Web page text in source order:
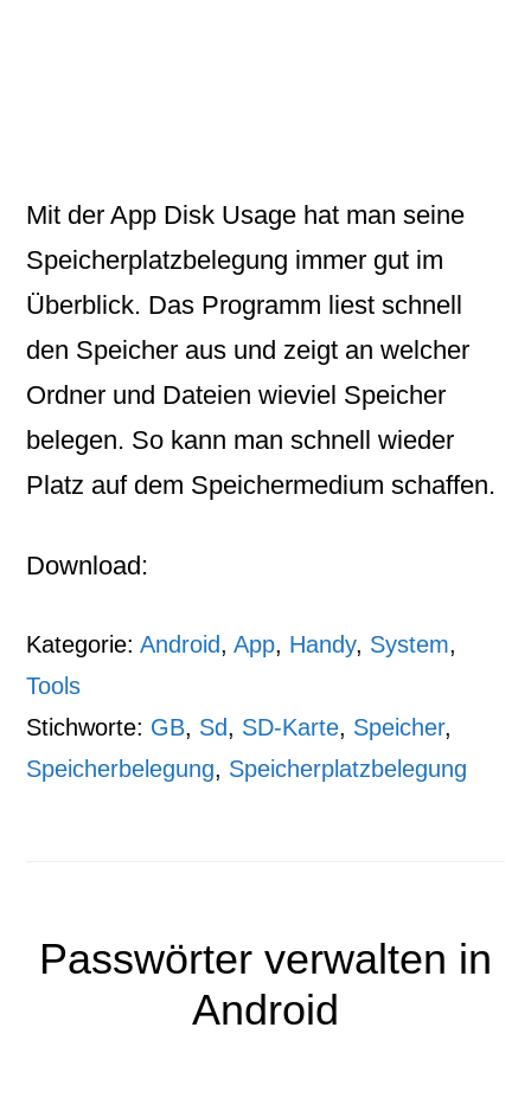
Mit der App Disk Usage hat man seine
Speicherplatzbelegung immer gut im
Überblick. Das Programm liest schnell
den Speicher aus und zeigt an welcher
Ordner und Dateien wieviel Speicher
belegen. So kann man schnell wieder
Platz auf dem Speichermedium schaffen.
Download:
Kategorie:Android,App, Handy, System,
Tools
Stichworte: GB, Sd, SD-Karte, Speicher,
Speicherbelegung, Speicherplatzbelegung
Passwörter verwalten in
Android